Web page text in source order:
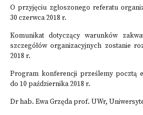
O przyjęciu zgłoszonego referatu
30 czerwca 2018 r.
Komunikat dotyczący warunków
szczegółów organizacyjnych zostanie
2018 r.
Program konferencji prześlemy pocztą
do 10 października 2018 r.
Dr hab. Ewa Grzęda prof. UWr,